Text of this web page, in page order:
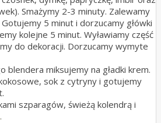
Smażymy 2-3 minuty. Zalewamy
Gotujemy 5 minut i dorzucamy główki
kolejne 5 minut. Wyławiamy część
do dekoracji. Dorzucamy wymyte
blendera miksujemy na gładki krem.
sok z cytryny i gotujemy
szparagów, świeżą kolendrą i
.